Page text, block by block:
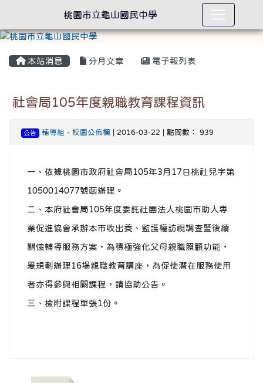
本站消息 分月文章 電子報列表
社會局105年度親職教育課程資訊
公告 輔導組 - 校園公佈欄 | 2016-03-22 | 點閱數： 939
一、依據桃園市政府社會局105年3月17日桃社兒字第
1050014077號函辦理。
二、本府社會局105年度委託社團法人桃園市助人專
業促進協會承辦本市收出養、監護權訪視調查暨後續
關懷輔導服務方案，為積極強化父母親職照顧功能，
爰規劃辦理16場親職教育講座，為促使潛在服務使用
者亦得參與相關課程，請協助公告。
三、檢附課程單張1份。
桃園市立龜山國民中學